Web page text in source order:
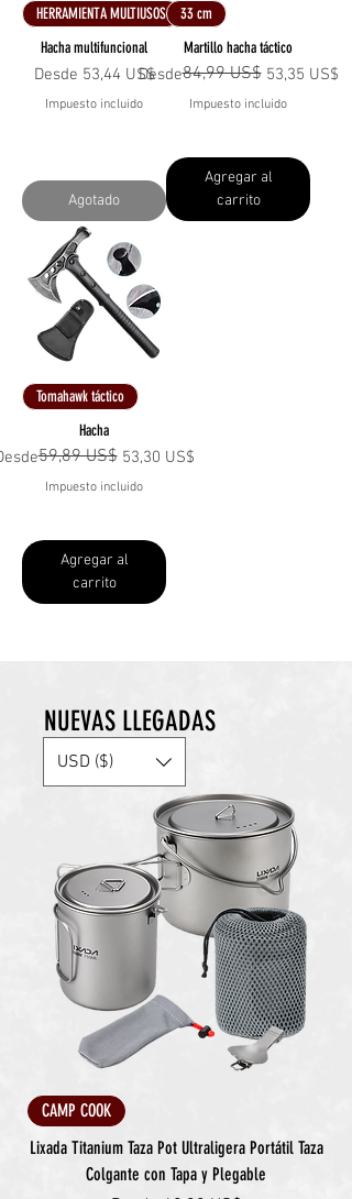
HERRAMIENTA MULTIUSOS
Hacha multifuncional
Desde 53,44 US$
Precio de oferta
Impuesto incluido
Agotado
33 cm
Martillo hacha táctico
Desde
Precio84,99 US$ 53,35 US$
Precio de oferta
Impuesto incluido
Agregar al
carrito
Tomahawk táctico
Hacha
59,89 US$ 53,30 US$
de oferta
Impuesto incluido
Agregar al
carrito
NUEVAS LLEGADAS
CAMP COOK
Lixada Titanium Taza Pot Ultraligera Portátil Taza
Colgante con Tapa y Plegable
USD ($)